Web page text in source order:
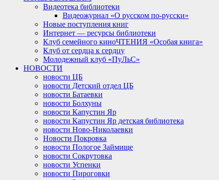
Видеотека библиотеки
Видеожурнал «О русском по-русски»
Новые поступления книг
Интернет — ресурсы библиотеки
Клуб семейного киноЧТЕНИЯ «Особая книга»
Клуб от сердца к сердцу
Молодежный клуб «ПуЛьС»
НОВОСТИ
новости ЦБ
новости Детский отдел ЦБ
новости Батаевки
новости Болхуны
новости Капустин Яр
новости Капустин Яр детская библиотека
новости Ново-Николаевки
Новости Покровка
новости Пологое Займище
новости Сокрутовка
новости Успенки
новости Пироговки